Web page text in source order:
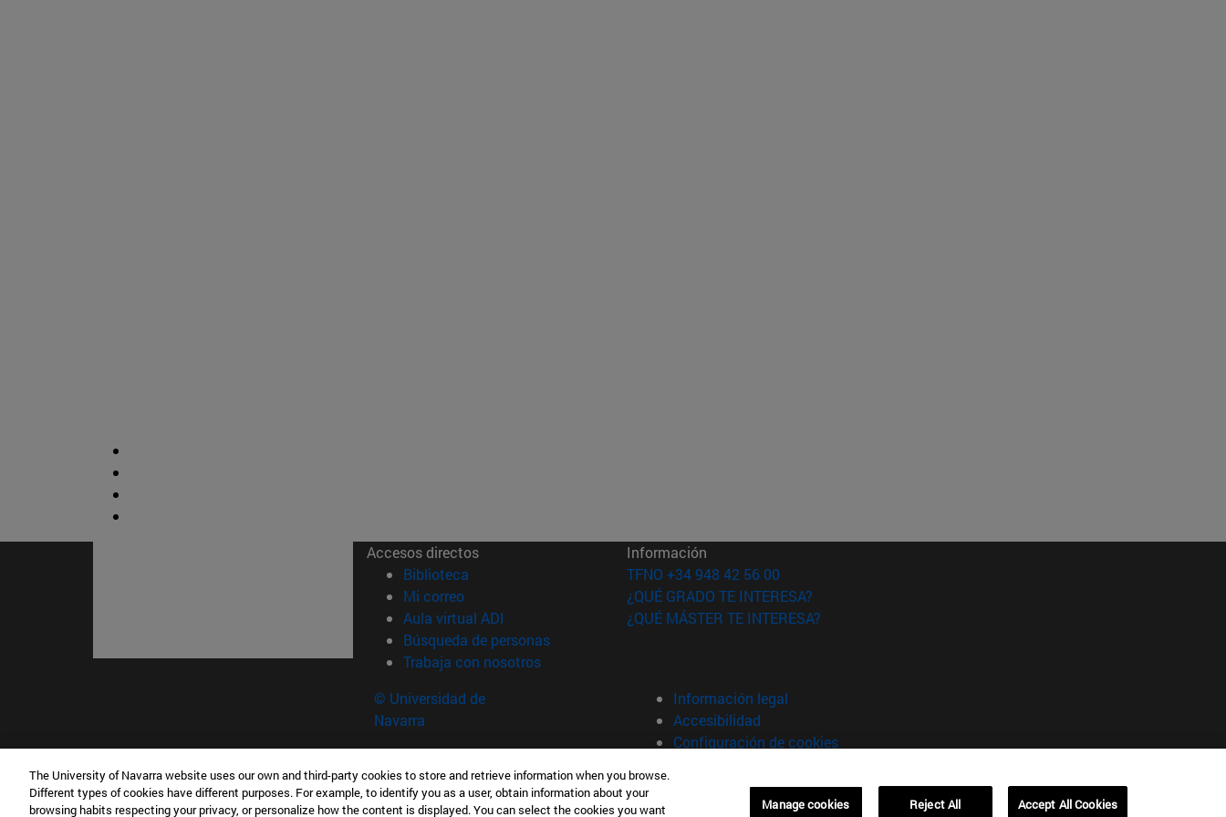
Accesos directos
Biblioteca (abre en nueva ventana)
Mi correo(abre en nueva ventana)
Aula virtual ADI (abre en nueva ventana)
Búsqueda de personas(abre en nueva ventana)
Trabaja con nosotros(abre en nueva ventana)
Información
TFNO +34 948 42 56 00
¿QUÉ GRADO TE INTERESA?
¿QUÉ MÁSTER TE INTERESA?
© Universidad de
Navarra
Información legal
Accesibilidad
Configuración de cookies
Contacto
Edificio Ismael Sánchez Bella<br /> 31009 Pamplona (España)
The University of Navarra website uses our own and third-party cookies to store and retrieve information when you browse.
Different types of cookies have different purposes. For example, to identify you as a user, obtain information about your
browsing habits respecting your privacy, or personalize how the content is displayed. You can select the cookies you want
Manage cookies Reject All Accept All Cookies